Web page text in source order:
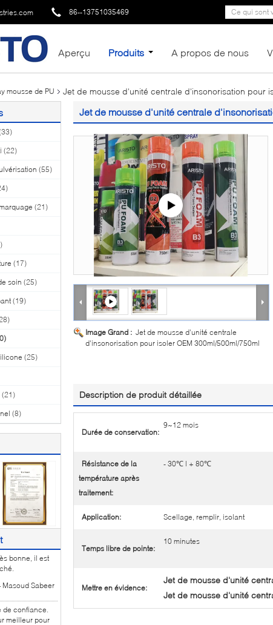
86--13751035469
Aperçu Produits A propos de nous
mousse de PU Jet de mousse d'unité centrale d'insonorisation pour
(22)
(55)
(21)
(17)
soin (25)
(19)
(25)
(21)
(8)
bonne, il est
Sabeer
de confiance.
meilleur pour
Jet de mousse d'unité centrale
Image Grand : Jet de mousse d'unité centrale
d'insonorisation pour isoler OEM 300ml/500ml/750ml
Description de produit détaillée
Durée de conservation:
9~12 mois
Résistance de la
température après
traitement:
- 30℃ | + 80℃
Application: Scellage, remplir, isolant
Temps libre de pointe:
10 minutes
Mettre en évidence:
Jet de mousse d'unité
Jet de mousse d'unité